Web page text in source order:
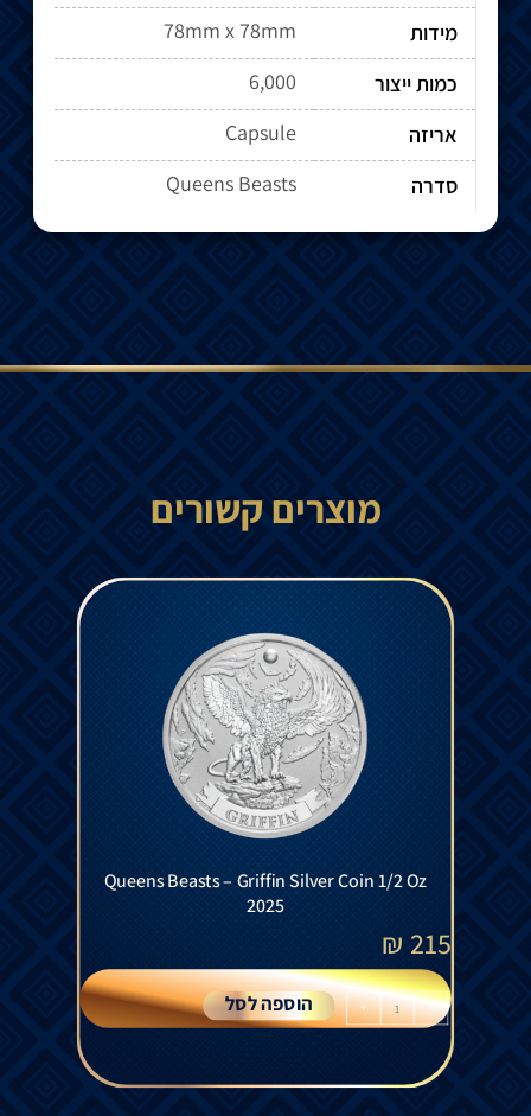
מידות
78mm x 78mm
כמות ייצור
6,000
אריזה
Capsule
סדרה
Queens Beasts
מוצרים קשורים
Queens Beasts – Griffin Silver Coin 1/2 Oz
2025
215
₪
-
+ הוספה לסל